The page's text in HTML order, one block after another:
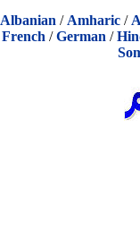
Albanian / Amharic /
French /German /